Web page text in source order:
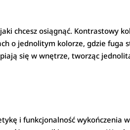
chcesz osiągnąć. Kontrastowy
o jednolitym kolorze, gdzie fuga
się w wnętrze, tworząc
i funkcjonalność wykończenia